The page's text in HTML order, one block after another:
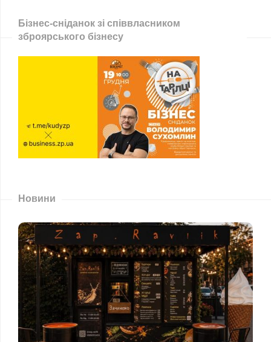
Бізнес-сніданок зі співвласником
зброярського бізнесу
Новини